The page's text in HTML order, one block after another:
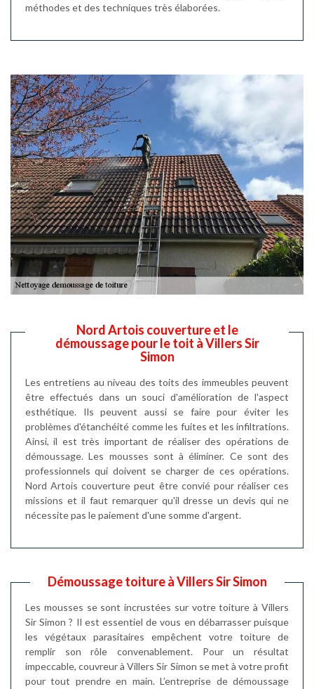
méthodes et des techniques très élaborées.
Nord Artois couverture et le
démoussage pour le toit à Villers Sir
Simon
Les entretiens au niveau des toits des immeubles peuvent
être effectués dans un souci d'amélioration de l'aspect
esthétique. Ils peuvent aussi se faire pour éviter les
problèmes d'étanchéité comme les fuites et les infiltrations.
Ainsi, il est très important de réaliser des opérations de
démoussage. Les mousses sont à éliminer. Ce sont des
professionnels qui doivent se charger de ces opérations.
Nord Artois couverture peut être convié pour réaliser ces
missions et il faut remarquer qu'il dresse un devis qui ne
nécessite pas le paiement d'une somme d'argent.
Démoussage toiture à Villers Sir Simon
Les mousses se sont incrustées sur votre toiture à Villers
Sir Simon ? Il est essentiel de vous en débarrasser puisque
les végétaux parasitaires empêchent votre toiture de
remplir son rôle convenablement. Pour un résultat
impeccable, couvreur à Villers Sir Simon se met à votre profit
pour tout prendre en main. L’entreprise de démoussage